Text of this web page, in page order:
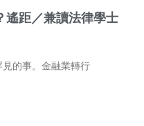
遙距／兼讀法律學士
的事。金融業轉行